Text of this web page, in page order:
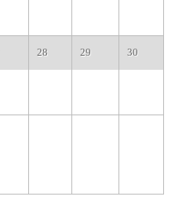
28 29 30